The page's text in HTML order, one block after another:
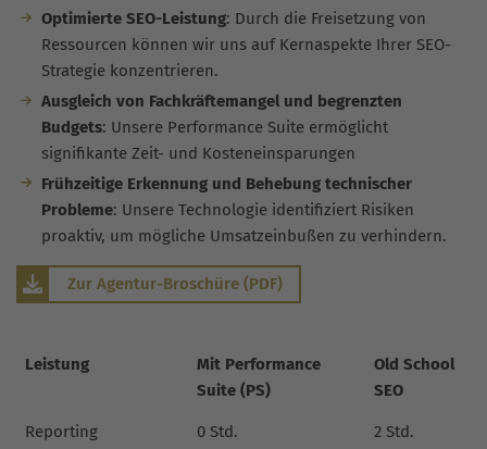
Optimierte SEO-Leistung: Durch die Freisetzung von
Ressourcen können wir uns auf Kernaspekte Ihrer SEO-
Strategie konzentrieren.
Ausgleich von Fachkräftemangel und begrenzten
Budgets: Unsere Performance Suite ermöglicht
signifikante Zeit- und Kosteneinsparungen
Frühzeitige Erkennung und Behebung technischer
Probleme: Unsere Technologie identifiziert Risiken
proaktiv, um mögliche Umsatzeinbußen zu verhindern.
Zur Agentur-Broschüre (PDF)
Leistung
Mit Performance
Suite (PS)
Old School
SEO
Reporting 0 Std. 2 Std.